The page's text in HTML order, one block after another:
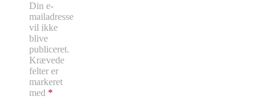
Din e-
mailadresse
vil ikke
blive
publiceret.
Krævede
felter er
markeret
med *